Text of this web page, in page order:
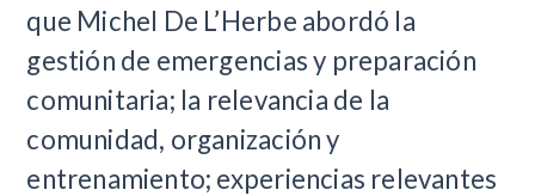
que Michel De L’Herbe abordó la
gestión de emergencias y preparación
comunitaria; la relevancia de la
comunidad, organización y
entrenamiento; experiencias relevantes